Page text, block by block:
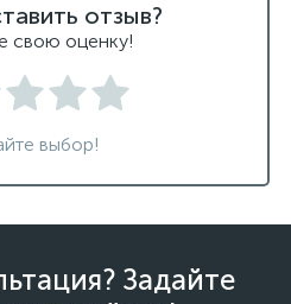
отзыв?
свою оценку!
выбор!
Задайте